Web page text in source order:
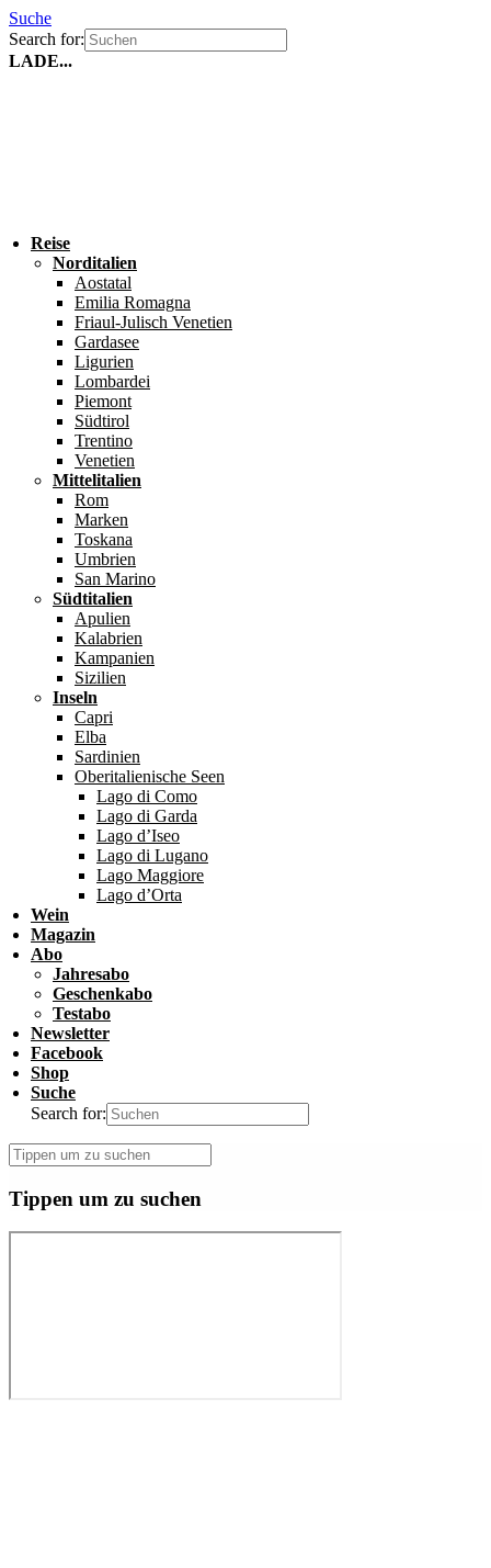
Suche
Search for:
LADE...
Reise
Norditalien
Aostatal
Emilia Romagna
Friaul-Julisch Venetien
Gardasee
Ligurien
Lombardei
Piemont
Südtirol
Trentino
Venetien
Mittelitalien
Rom
Marken
Toskana
Umbrien
San Marino
Südtitalien
Apulien
Kalabrien
Kampanien
Sizilien
Inseln
Capri
Elba
Sardinien
Oberitalienische Seen
Lago di Como
Lago di Garda
Lago d’Iseo
Lago di Lugano
Lago Maggiore
Lago d’Orta
Wein
Magazin
Abo
Jahresabo
Geschenkabo
Testabo
Newsletter
Facebook
Shop
Suche
Search for:
Tippen um zu suchen